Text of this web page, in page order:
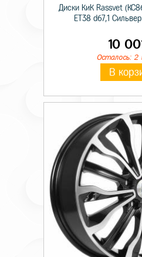
Диски КиК Rassvet
ET38 d67,1
10
Осталось: 2
В